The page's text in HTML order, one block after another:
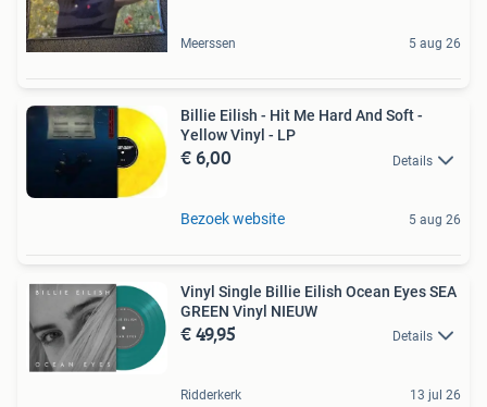
Meerssen 5 aug 26
Billie Eilish - Hit Me Hard And Soft -
Yellow Vinyl - LP
€ 6,00 Details
Bezoek website 5 aug 26
Vinyl Single Billie Eilish Ocean Eyes SEA
GREEN Vinyl NIEUW
€ 49,95 Details
Ridderkerk 13 jul 26